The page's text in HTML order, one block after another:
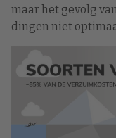
maar het gevolg
dingen niet